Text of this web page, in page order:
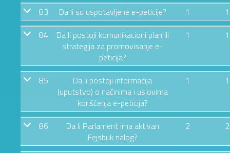
83 Da li su uspotavljene e-peticije? 1
1
84
Da li postoji komunikacioni plan ili
strategija za promovisanje e-
peticija?
1 1
85
Da li postoji informacija
(uputstvo) o načinima i uslovima
korišćenja e-peticija?
1 1
86
Da li Parlament ima aktivan
Fejsbuk nalog?
2 2